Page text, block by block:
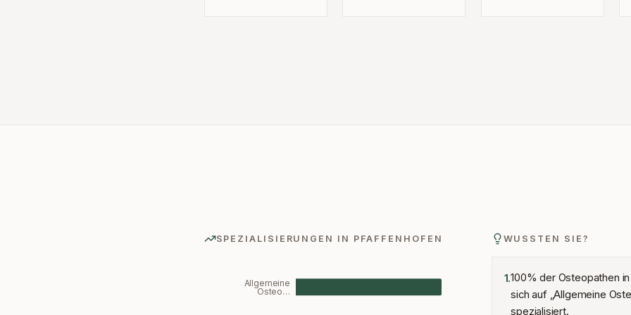
SPEZIALISIERUNGEN IN PFAFFENHOFEN
Allgemeine
Osteo…
WUSSTEN SIE?
1.100% der Osteopathen
sich auf „Allgemeine
spezialisiert.